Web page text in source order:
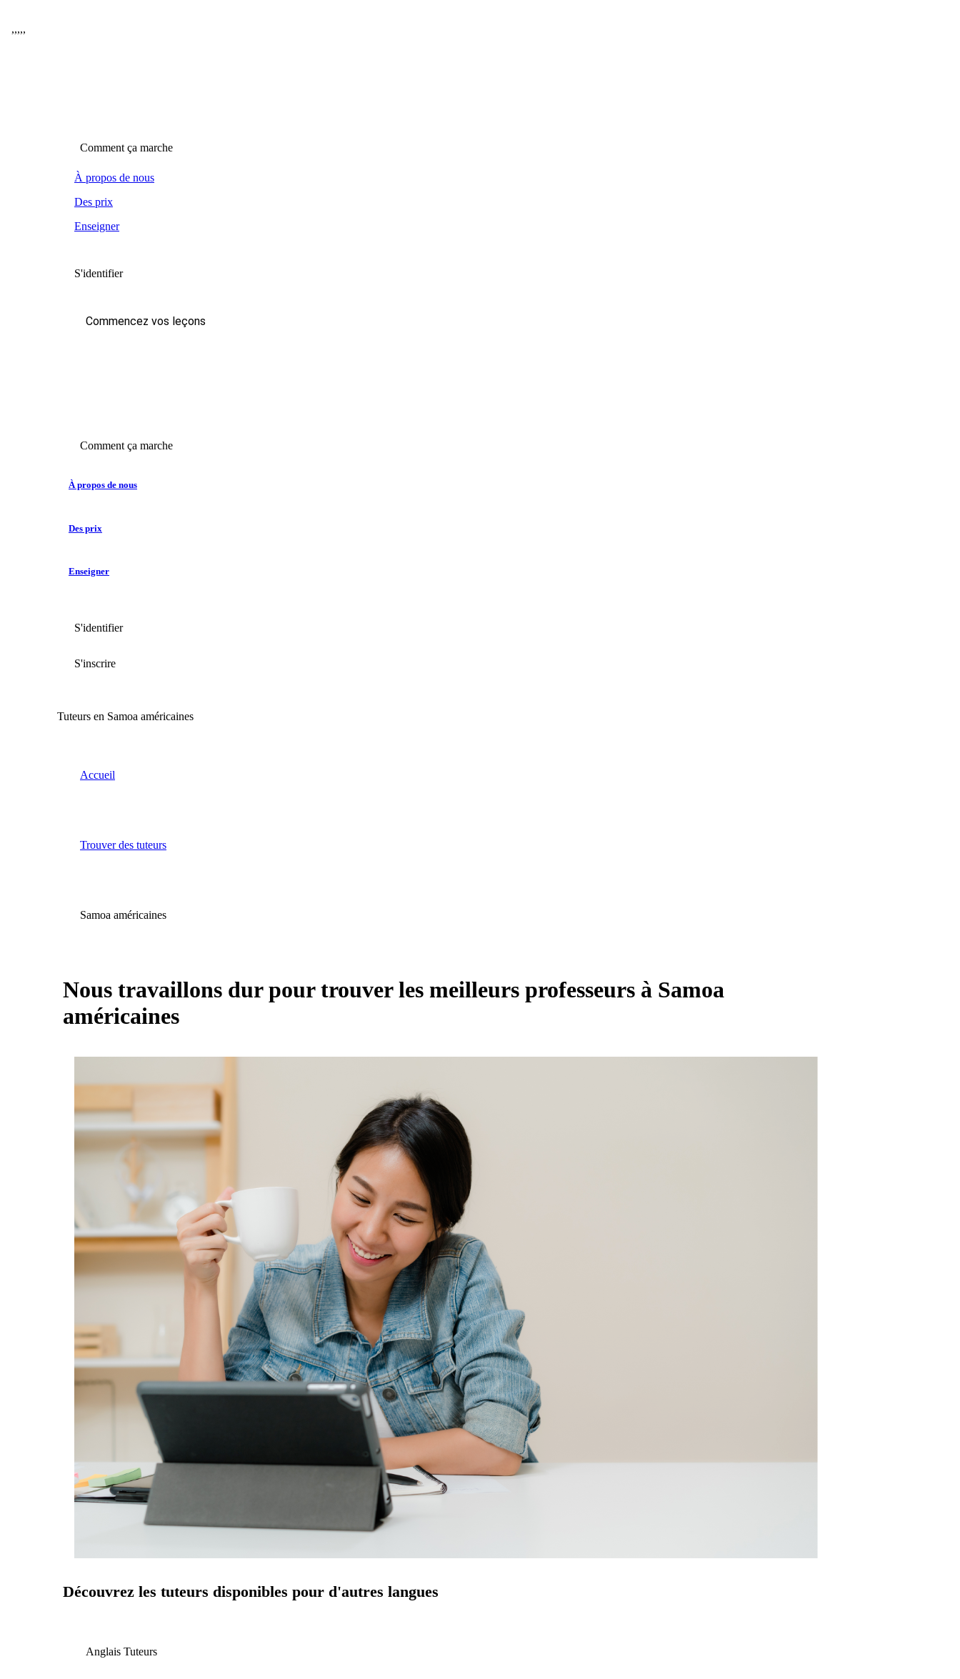
,,,,,
Comment ça marche
À propos de nous
Des prix
Enseigner
S'identifier
Commencez vos leçons
Comment ça marche
À propos de nous
Des prix
Enseigner
S'identifier
S'inscrire
Tuteurs en Samoa américaines
Accueil
Trouver des tuteurs
Samoa américaines
Nous travaillons dur pour trouver les meilleurs professeurs à Samoa
américaines
Découvrez les tuteurs disponibles pour d'autres langues
Anglais Tuteurs